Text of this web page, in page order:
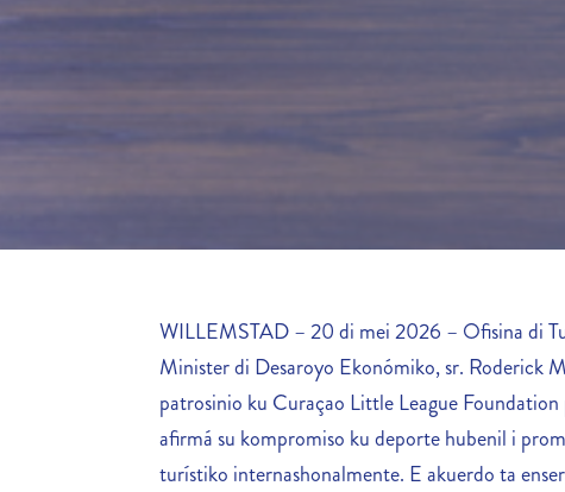
WILLEMSTAD – 20 di mei 2026 – Ofisina di
Minister di Desaroyo Ekonómiko, sr. Roderick
patrosinio ku Curaçao Little League
afirmá su kompromiso ku deporte hubenil i
turístiko internashonalmente. E akuerdo ta